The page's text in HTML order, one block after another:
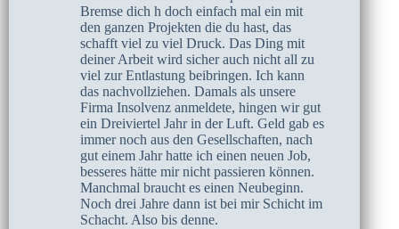
Bremse dich h doch einfach mal ein mit
den ganzen Projekten die du hast, das
schafft viel zu viel Druck. Das Ding mit
deiner Arbeit wird sicher auch nicht all zu
viel zur Entlastung beibringen. Ich kann
das nachvollziehen. Damals als unsere
Firma Insolvenz anmeldete, hingen wir gut
ein Dreiviertel Jahr in der Luft. Geld gab es
immer noch aus den Gesellschaften, nach
gut einem Jahr hatte ich einen neuen Job,
besseres hätte mir nicht passieren können.
Manchmal braucht es einen Neubeginn.
Noch drei Jahre dann ist bei mir Schicht im
Schacht. Also bis denne.